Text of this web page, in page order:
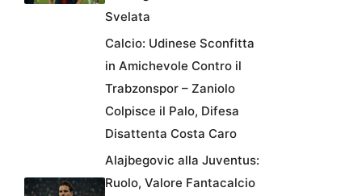
Svelata
Calcio: Udinese Sconfitta
in Amichevole Contro il
Trabzonspor – Zaniolo
Colpisce il Palo, Difesa
Disattenta Costa Caro
Alajbegovic alla Juventus:
Ruolo, Valore Fantacalcio